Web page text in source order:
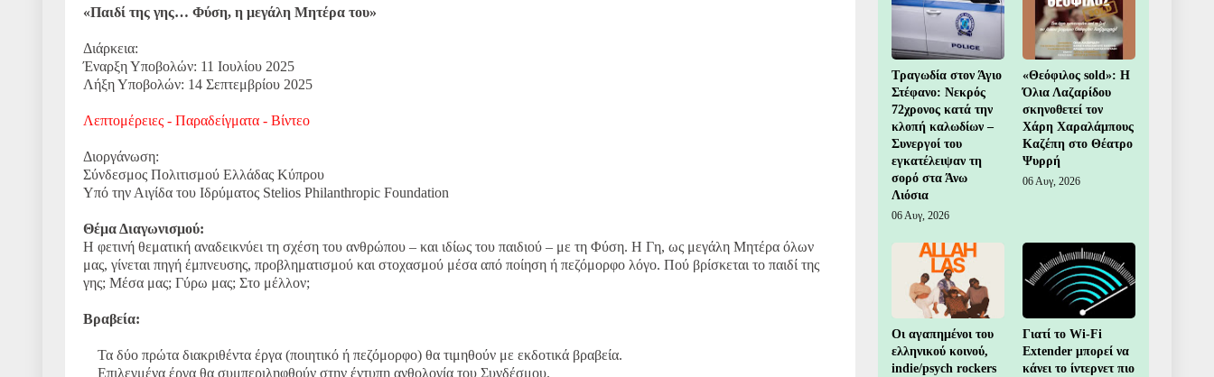
«Παιδί της γης… Φύση, η μεγάλη Μητέρα του»
Διάρκεια:
Έναρξη Υποβολών: 11 Ιουλίου 2025
Λήξη Υποβολών: 14 Σεπτεμβρίου 2025
Λεπτομέρειες - Παραδείγματα - Βίντεο
Διοργάνωση:
Σύνδεσμος Πολιτισμού Ελλάδας Κύπρου
Υπό την Αιγίδα του Ιδρύματος Stelios Philanthropic Foundation
Θέμα Διαγωνισμού:
Η φετινή θεματική αναδεικνύει τη σχέση του ανθρώπου – και ιδίως του παιδιού – με τη Φύση. Η Γη, ως μεγάλη Μητέρα όλων
μας, γίνεται πηγή έμπνευσης, προβληματισμού και στοχασμού μέσα από ποίηση ή πεζόμορφο λόγο. Πού βρίσκεται το παιδί της
γης; Μέσα μας; Γύρω μας; Στο μέλλον;
Βραβεία:
Τα δύο πρώτα διακριθέντα έργα (ποιητικό ή πεζόμορφο) θα τιμηθούν με εκδοτικά βραβεία.
Επιλεγμένα έργα θα συμπεριληφθούν στην έντυπη ανθολογία του Συνδέσμου.
Τραγωδία στον Άγιο
Στέφανο: Νεκρός
72χρονος κατά την
κλοπή καλωδίων –
Συνεργοί του
εγκατέλειψαν τη
σορό στα Άνω
Λιόσια
06 Αυγ, 2026
«Θεόφιλος sold»: Η
Όλια Λαζαρίδου
σκηνοθετεί τον
Χάρη Χαραλάμπους
Καζέπη στο Θέατρο
Ψυρρή
06 Αυγ, 2026
Οι αγαπημένοι του
ελληνικού κοινού,
indie/psych rockers
Γιατί το Wi-Fi
Extender μπορεί να
κάνει το ίντερνετ πιο